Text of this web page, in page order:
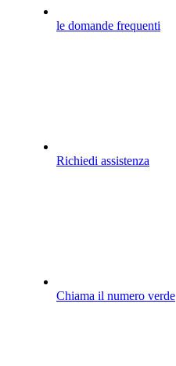
le domande frequenti
Richiedi assistenza
Chiama il numero verde